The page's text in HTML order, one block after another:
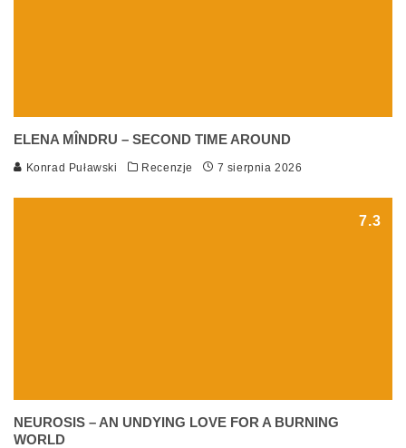
ELENA MÎNDRU – SECOND TIME AROUND
Konrad Puławski Recenzje 7 sierpnia 2026
7.3
NEUROSIS – AN UNDYING LOVE FOR A BURNING
WORLD